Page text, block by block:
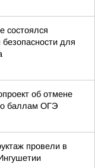
состоялся
для
об отмене
баллам ОГЭ
провели в